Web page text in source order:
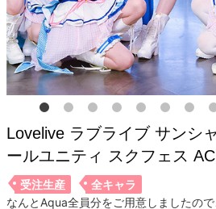
Lovelive ラブライブ サンシ
ールユニティ スクフェス
受注生産
全キャラ
なんとAqua全員分をご用意しましたの